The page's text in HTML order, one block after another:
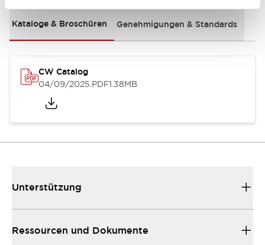
Kataloge & Broschüren Genehmigungen & Standards
CW Catalog
04/09/2025.PDF1.38MB
Unterstützung
Ressourcen und Dokumente